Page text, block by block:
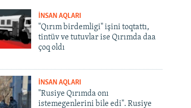
İNSAN AQLARI
"Qırım birdemligi" işini toqtattı,
tintüv ve tutuvlar ise Qırımda daa
çoq oldı
İNSAN AQLARI
"Rusiye Qırımda onı
istemegenlerini bile edi". Rusiye